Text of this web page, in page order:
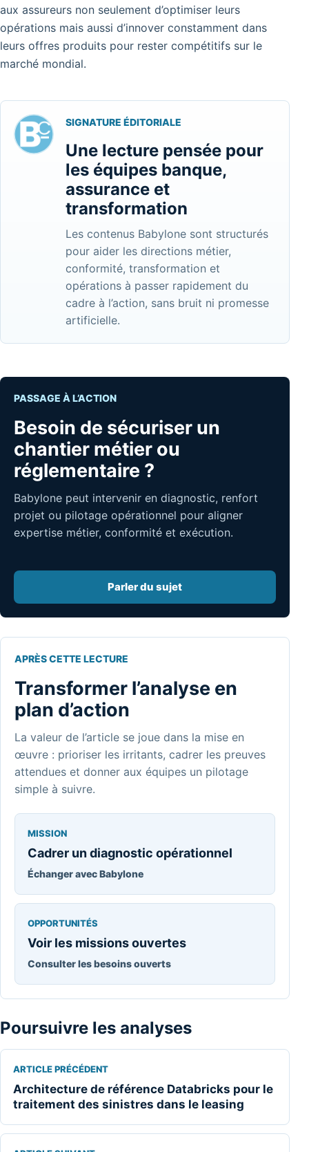
aux assureurs non seulement d’optimiser leurs
opérations mais aussi d’innover constamment dans
leurs offres produits pour rester compétitifs sur le
marché mondial.
SIGNATURE ÉDITORIALE
Une lecture pensée pour
les équipes banque,
assurance et
transformation
Les contenus Babylone sont structurés
pour aider les directions métier,
conformité, transformation et
opérations à passer rapidement du
cadre à l’action, sans bruit ni promesse
artificielle.
PASSAGE À L’ACTION
Besoin de sécuriser un
chantier métier ou
réglementaire ?
Babylone peut intervenir en diagnostic, renfort
projet ou pilotage opérationnel pour aligner
expertise métier, conformité et exécution.
Parler du sujet
APRÈS CETTE LECTURE
Transformer l’analyse en
plan d’action
La valeur de l’article se joue dans la mise en
œuvre : prioriser les irritants, cadrer les preuves
attendues et donner aux équipes un pilotage
simple à suivre.
MISSION
Cadrer un diagnostic opérationnel
Échanger avec Babylone
OPPORTUNITÉS
Voir les missions ouvertes
Consulter les besoins ouverts
Poursuivre les analyses
ARTICLE PRÉCÉDENT
Architecture de référence Databricks pour le
traitement des sinistres dans le leasing